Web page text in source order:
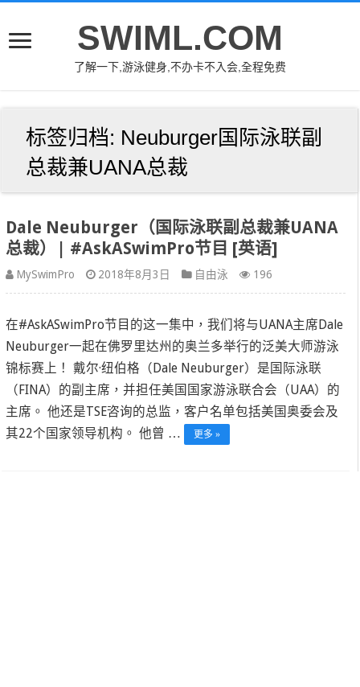
SWIML.COM
了解一下,游泳健身,不办卡不入会,全程免费
标签归档: Neuburger国际泳联副
总裁兼UANA总裁
Dale Neuburger（国际泳联副总裁兼UANA
总裁）| #AskASwimPro节目 [英语]
MySwimPro 2018年8月3日 自由泳 196
在#AskASwimPro节目的这一集中，我们将与UANA主席Dale
Neuburger一起在佛罗里达州的奥兰多举行的泛美大师游泳
锦标赛上！ 戴尔·纽伯格（Dale Neuburger）是国际泳联
（FINA）的副主席，并担任美国国家游泳联合会（UAA）的
主席。 他还是TSE咨询的总监，客户名单包括美国奥委会及
其22个国家领导机构。 他曾 …
更多 »